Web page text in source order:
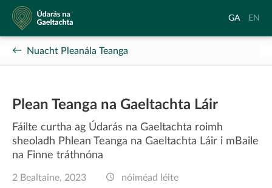
Údarás
na
Gaeltachta
Aistrigh
Gaeilge
GA
to
EN
Nuacht Pleanála Teanga
Plean Teanga na Gaeltachta Láir
Fáilte curtha ag Údarás na Gaeltachta roimh
sheoladh Phlean Teanga na Gaeltachta Láir i mBaile
na Finne tráthnóna
2 Bealtaine, 2023 nóiméad léite